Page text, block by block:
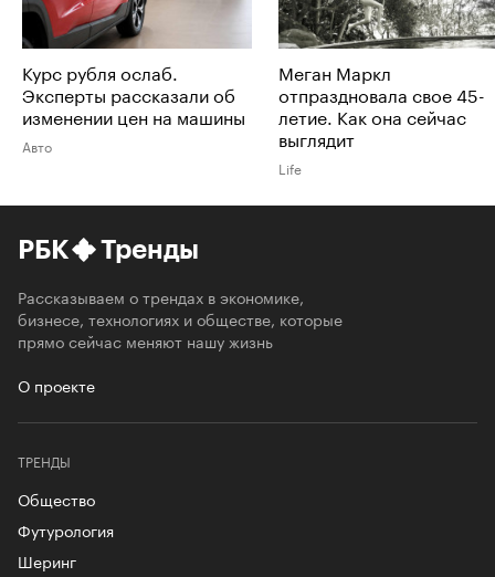
Курс рубля ослаб.
Эксперты рассказали об
изменении цен на машины
Авто
Меган Маркл
отпраздновала свое 45-
летие. Как она сейчас
выглядит
Life
РБК Тренды
Рассказываем о трендах в экономике,
бизнесе, технологиях и обществе, которые
прямо сейчас меняют нашу жизнь
О проекте
ТРЕНДЫ
Общество
Футурология
Шеринг